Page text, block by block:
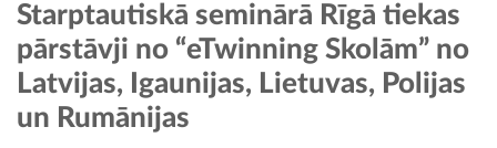
Starptautiskā seminārā Rīgā tiekas
pārstāvji no “eTwinning Skolām” no
Latvijas, Igaunijas, Lietuvas, Polijas
un Rumānijas